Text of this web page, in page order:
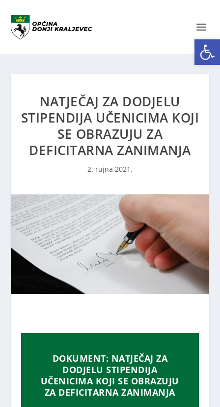
Open toolbar
NATJEČAJ ZA DODJELU
STIPENDIJA UČENICIMA KOJI
SE OBRAZUJU ZA
DEFICITARNA ZANIMANJA
2. rujna 2021.
DOKUMENT: NATJEČAJ ZA
DODJELU STIPENDIJA
UČENICIMA KOJI SE OBRAZUJU
ZA DEFICITARNA ZANIMANJA